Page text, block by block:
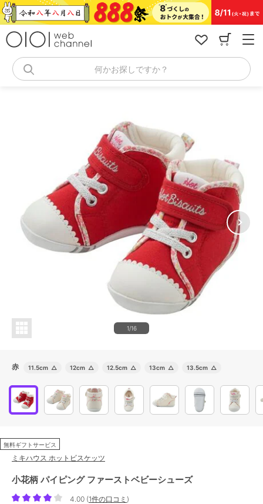
コ
ン
何かお探しですか？
1/16
赤 11.5cm △ 12cm △ 12.5cm △ 13cm △ 13.5cm △
無料ギフトサービス
ミキハウス ホットビスケッツ
小花柄 パイピング ファーストベビーシューズ
4.00 (1件の口コミ )